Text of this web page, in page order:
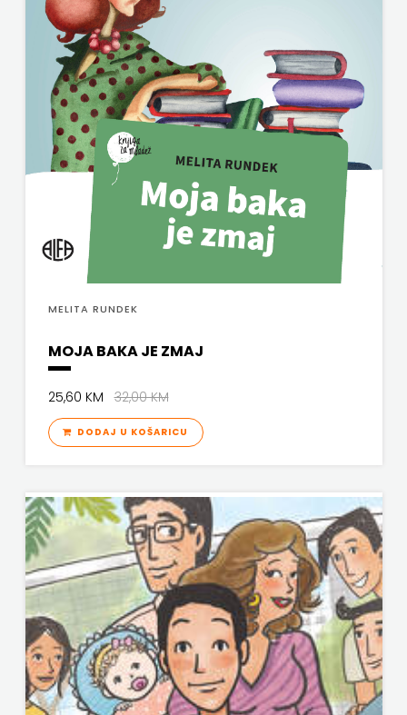
MELITA RUNDEK
MOJA BAKA JE ZMAJ
25,60 KM32,00 KM
DODAJ U KOŠARICU